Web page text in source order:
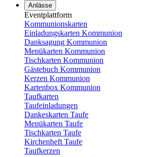
Anlässe
Eventplattform
Kommunionskarten
Einladungskarten Kommunion
Danksagung Kommunion
Menükarten Kommunion
Tischkarten Kommunion
Gästebuch Kommunion
Kerzen Kommunion
Kartenbox Kommunion
Taufkarten
Taufeinladungen
Dankeskarten Taufe
Menükarten Taufe
Tischkarten Taufe
Kirchenheft Taufe
Taufkerzen